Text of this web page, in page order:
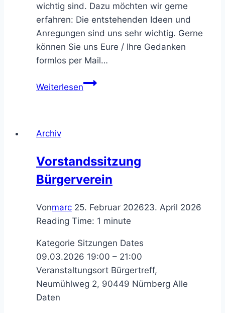
wichtig sind. Dazu möchten wir gerne
erfahren: Die entstehenden Ideen und
Anregungen sind uns sehr wichtig. Gerne
können Sie uns Eure / Ihre Gedanken
formlos per Mail…
WeiterlesenZukunft
Eure
/
Meinung
ist
Archiv
Vorstandssitzung
Bürgerverein
Vonmarc 25. Februar 202623. April 2026
Reading Time: 1 minute
Kategorie Sitzungen Dates
09.03.2026 19:00 – 21:00
Veranstaltungsort Bürgertreff,
Neumühlweg 2, 90449 Nürnberg Alle
Daten